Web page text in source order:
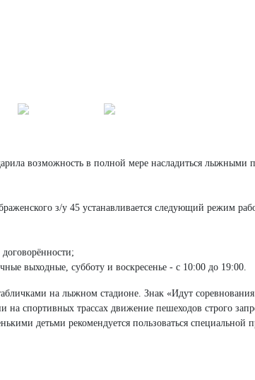
возможность в полной мере насладиться лыжными
з/у 45 устанавливается следующий режим
выходные, субботу и воскресенье - с 10:00 до 19:00.
на лыжном стадионе. Знак «Идут
на спортивных трассах движение пешеходов строго
детьми рекомендуется пользоваться специальной